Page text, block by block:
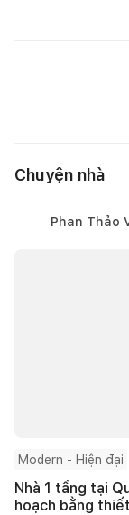
Chuyện nhà
Phan Thảo
Modern - Hiện đại
Nhà 1 tầng tại
hoạch bằng